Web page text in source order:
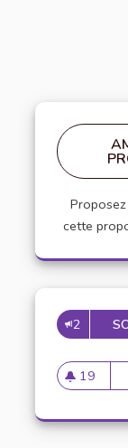
cette
2
19
19